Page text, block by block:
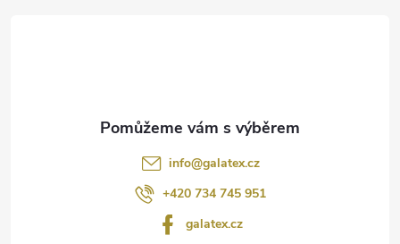
info@galatex.cz
+420 734 745 951
galatex.cz